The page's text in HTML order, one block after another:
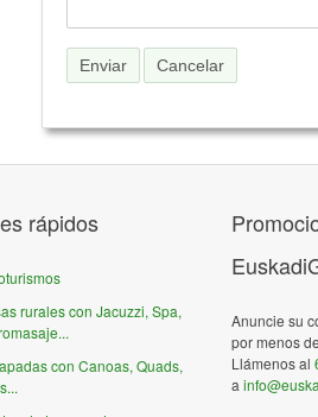
rápidos
rurales con Jacuzzi, Spa,
con Canoas, Quads,
Anuncie su
por menos
Llámenos al
a